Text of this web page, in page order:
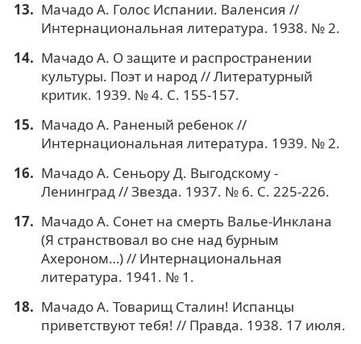
Мачадо А. Голос Испании. Валенсия //
Интернациональная литература. 1938. № 2.
Мачадо А. О защите и распространении
культуры. Поэт и народ // Литературный
критик. 1939. № 4. С. 155-157.
Мачадо А. Раненый ребенок //
Интернациональная литература. 1939. № 2.
Мачадо А. Сеньору Д. Выгодскому -
Ленинград // Звезда. 1937. № 6. С. 225-226.
Мачадо А. Сонет на смерть Валье-Инклана
(Я странствовал во сне над бурным
Ахероном…) // Интернациональная
литература. 1941. № 1.
Мачадо А. Товарищ Сталин! Испанцы
приветствуют тебя! // Правда. 1938. 17 июля.